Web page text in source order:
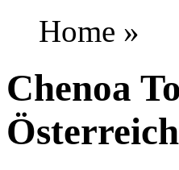
Home »
Chenoa